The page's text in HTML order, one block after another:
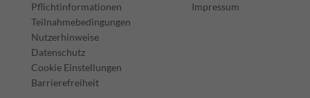
Pflichtinformationen
Teilnahmebedingungen
Nutzerhinweise
Datenschutz
Cookie Einstellungen
Barrierefreiheit
Impressum